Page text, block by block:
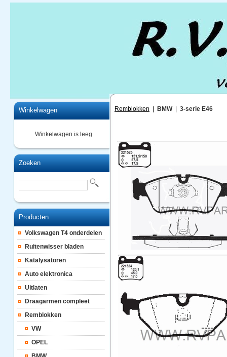
Winkelwagen
Winkelwagen is leeg
Zoeken
Producten
Volkswagen T4 onderdelen
Ruitenwisser bladen
Katalysatoren
Auto elektronica
Uitlaten
Draagarmen compleet
Remblokken
VW
OPEL
Remblokken BMW| 3-serie E46